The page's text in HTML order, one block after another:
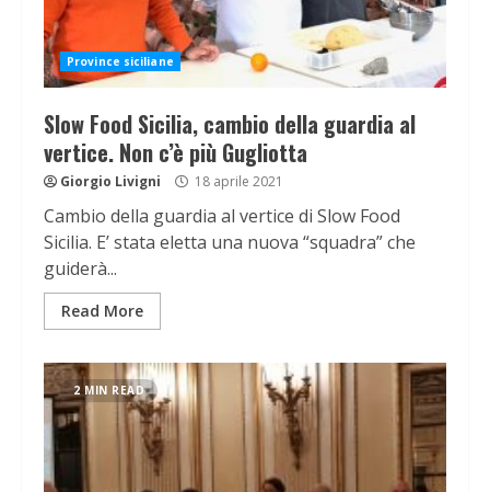
Province siciliane
Slow Food Sicilia, cambio della guardia al
vertice. Non c’è più Gugliotta
Giorgio Livigni 18 aprile 2021
Cambio della guardia al vertice di Slow Food
Sicilia. E’ stata eletta una nuova “squadra” che
guiderà...
Read More
2 MIN READ